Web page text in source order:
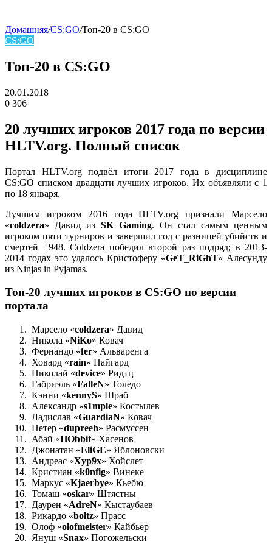
skin
Домашняя/CS:GO/Топ-20 в CS:GO
CS:GO
Топ-20 в CS:GO
20.01.2018
0 306
20 лучших игроков 2017 года по версии
HLTV.org. Полный список
Портал HLTV.org подвёл итоги 2017 года в дисциплине
CS:GO списком двадцати лучших игроков. Их объявляли с 1
по 18 января.
Лучшим игроком 2016 года HLTV.org признали Марсело
«coldzera» Давид из SK Gaming. Он стал самым ценным
игроком пяти турниров и завершил год с разницей убийств и
смертей +948. Coldzera победил второй раз подряд; в 2013-
2014 годах это удалось Кристоферу «GeT RiGhT» Алесунду
из Ninjas in Pyjamas.
Топ-20 лучших игроков в CS:GO по версии
портала
Марсело «coldzera» Давид
Никола «NiKo» Ковач
Фернандо «fer» Альваренга
Ховард «rain» Найгард
Николай «device» Ридтц
Габриэль «FalleN» Толедо
Кэнни «kennyS» Шраб
Александр «s1mple» Костылев
Ладислав «GuardiaN» Ковач
Петер «dupreeh» Расмуссен
Абай «HObbit» Хасенов
Джонатан «EliGE» Яблоновски
Андреас «Xyp9x» Хойслет
Кристиан «k0nfig» Винеке
Маркус «Kjaerbye» Кьебю
Томаш «oskar» Штястны
Даурен «AdreN» Кыстаубаев
Рикардо «boltz» Прасс
Олоф «olofmeister» Кайбьер
Януш «Snax» Погожельски